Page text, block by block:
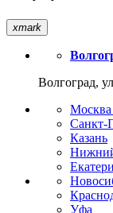
xmark
Волгоград,
Санкт-
Казань
Уфа